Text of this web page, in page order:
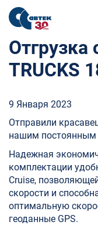
Отгрузка
TRUCKS
9 Января 2023
Отправили
нашим постоянным
Надежная
комплектации
Cruise,
скорости и
оптимальную
геоданные GPS.